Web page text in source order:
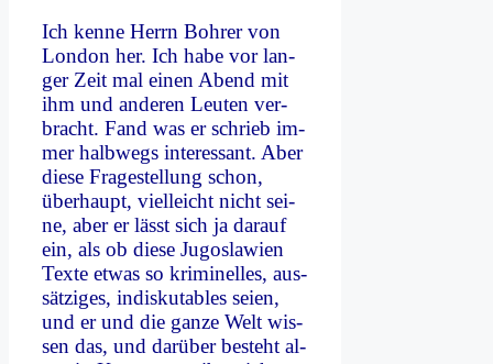
Ich ken­ne Herrn Boh­rer von
Lon­don her. Ich ha­be vor lan­
ger Zeit mal ei­nen Abend mit
ihm und an­de­ren Leu­ten ver­
bracht. Fand was er schrieb im­
mer halb­wegs in­ter­es­sant. Aber
die­se Fra­ge­stel­lung schon,
über­haupt, viel­leicht nicht sei­
ne, aber er lässt sich ja dar­auf
ein, als ob die­se Ju­go­sla­wi­en
Tex­te et­was so kri­mi­nel­les, aus­
sät­zi­ges, in­dis­ku­ta­bles sei­en,
und er und die gan­ze Welt wis­
sen das, und dar­über be­steht al­